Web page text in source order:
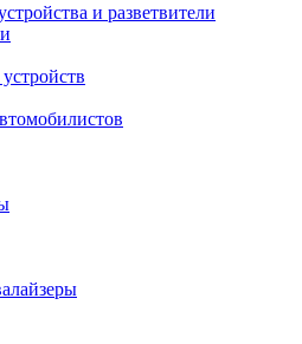
и разветвители